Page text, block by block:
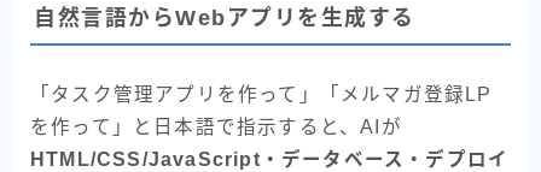
自然言語からWebアプリを生成する
「タスク管理アプリを作って」「メルマガ登録LP
を作って」と日本語で指示すると、AIが
HTML/CSS/JavaScript・データベース・デプロイ